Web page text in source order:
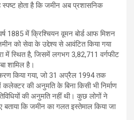
होता है कि जमीन अब प्रशासनिक
1885 में क्रिश्चियन वूमन बोर्ड आफ मिशन
को सेवा के उद्देश्य से आवंटित किया गया
में स्थित है, जिसमें लगभग 3,82,711 वर्गफीट
शामिल है।
किया गया, जो 31 अप्रैल 1994 तक
कलेक्टर की अनुमति के बिना किसी भी निर्माण
की अनुमति नहीं थी। कुछ लोगों ने
कि जमीन का गलत इस्तेमाल किया जा